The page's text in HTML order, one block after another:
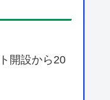
開設から20